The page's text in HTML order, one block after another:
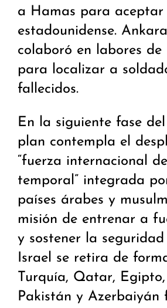
a Hamas para aceptar
estadounidense.
colaboró en labores de
para localizar a
fallecidos.
En la siguiente fase
plan contempla el
“fuerza internacional
temporal” integrada
países árabes y
misión de entrenar a
y sostener la
Israel se retira de
Turquía, Qatar,
Pakistán y Azerbaiyán